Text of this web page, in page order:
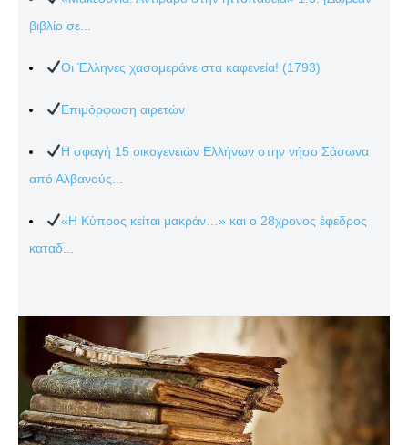
βιβλίο σε...
Οι Έλληνες χασομεράνε στα καφενεία! (1793)
Επιμόρφωση αιρετών
Η σφαγή 15 οικογενειών Ελλήνων στην νήσο Σάσωνα
από Αλβανούς...
«Η Κύπρος κείται μακράν…» και ο 28χρονος έφεδρος
καταδ...